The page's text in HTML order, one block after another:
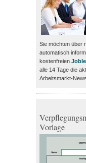
Sie möchten über
automatisch
kostenfreien
alle 14 Tage die
Arbeitsmarkt-News.
Vorlage